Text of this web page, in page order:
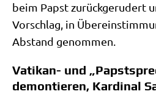
beim Papst zurück­ge­ru­dert
Vor­schlag, in
Abstand genommen.
Vatikan- und
demontieren, Kardinal